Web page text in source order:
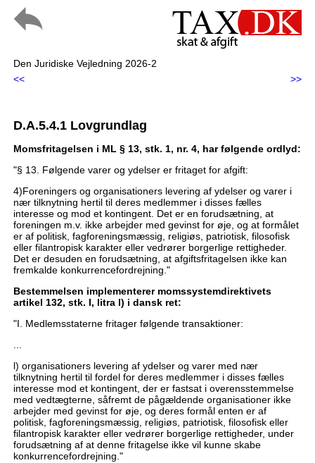
Den Juridiske Vejledning 2026-2
<<
>>
D.A.5.4.1 Lovgrundlag
Momsfritagelsen i ML § 13, stk. 1, nr. 4, har følgende ordlyd:
"§ 13. Følgende varer og ydelser er fritaget for afgift:
4)Foreningers og organisationers levering af ydelser og varer i
nær tilknytning hertil til deres medlemmer i disses fælles
interesse og mod et kontingent. Det er en forudsætning, at
foreningen m.v. ikke arbejder med gevinst for øje, og at formålet
er af politisk, fagforeningsmæssig, religiøs, patriotisk, filosofisk
eller filantropisk karakter eller vedrører borgerlige rettigheder.
Det er desuden en forudsætning, at afgiftsfritagelsen ikke kan
fremkalde konkurrencefordrejning."
Bestemmelsen implementerer momssystemdirektivets
artikel 132, stk. I, litra l) i dansk ret:
"I. Medlemsstaterne fritager følgende transaktioner:
l) organisationers levering af ydelser og varer med nær
tilknytning hertil til fordel for deres medlemmer i disses fælles
interesse mod et kontingent, der er fastsat i overensstemmelse
med vedtægterne, såfremt de pågældende organisationer ikke
arbejder med gevinst for øje, og deres formål enten er af
politisk, fagforeningsmæssig, religiøs, patriotisk, filosofisk eller
filantropisk karakter eller vedrører borgerlige rettigheder, under
forudsætning af at denne fritagelse ikke vil kunne skabe
konkurrencefordrejning."